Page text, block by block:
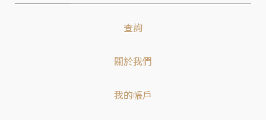
查詢
關於我們
我的帳戶